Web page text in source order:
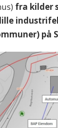
fra kilder
på